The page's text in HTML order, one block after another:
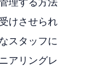
けさせられ
スタッフに
アリングレ